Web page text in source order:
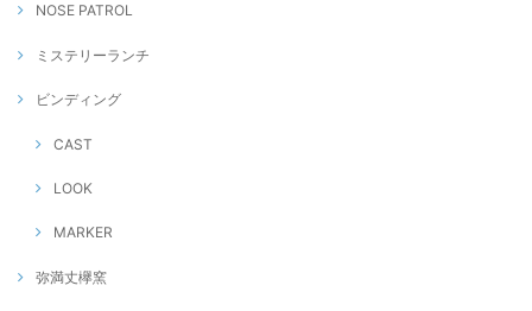
NOSE PATROL
ミステリーランチ
ビンディング
CAST
LOOK
MARKER
弥満丈欅窯